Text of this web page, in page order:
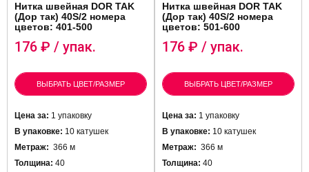
Нитка швейная DOR TAK
(Дор так) 40S/2 номера
цветов: 401-500
176 ₽ / упак.
ВЫБРАТЬ ЦВЕТ/РАЗМЕР
Цена за: 1 упаковку
В упаковке: 10 катушек
Метраж: 366 м
Толщина: 40
Нитка швейная DOR TAK
(Дор так) 40S/2 номера
цветов: 501-600
176 ₽ / упак.
ВЫБРАТЬ ЦВЕТ/РАЗМЕР
Цена за: 1 упаковку
В упаковке: 10 катушек
Метраж: 366 м
Толщина: 40